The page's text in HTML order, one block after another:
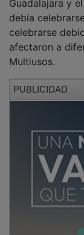
celebrarse
afectaron a
Multiusos.
PUBLICIDAD
"Un peligro
Según relatan
varias zonas
local nos
otros partidos
secar. Se
áreas
la cancha y se